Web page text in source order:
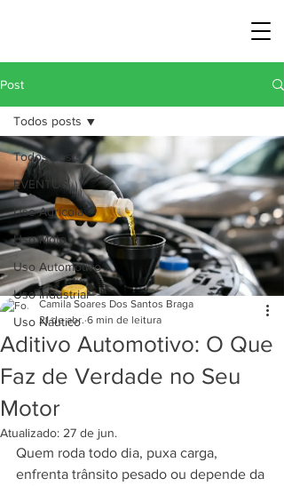
Post
Todos posts
EVENTOS
Uso Agrícola
Uso Moto
Uso Automotivo
Uso Industrial
Uso Náutico
Todos posts
Aditivo Automotivo: O Que
Faz de Verdade no Seu
Motor
Camila Soares Dos Santos Braga
21 de abr. 6 min de leitura
Atualizado: 27 de jun.
Quem roda todo dia, puxa carga,
enfrenta trânsito pesado ou depende da